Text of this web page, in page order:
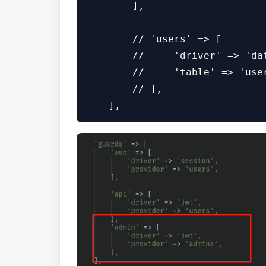
        ],
        // 'users' => [
//     'driver' =>
//     'table' =>
        // ],